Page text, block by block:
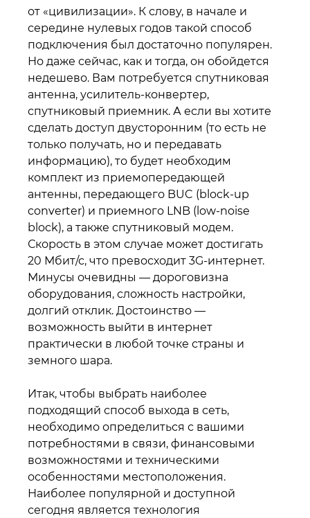
от «цивилизации». К слову, в начале и
середине нулевых годов такой способ
подключения был достаточно популярен.
Но даже сейчас, как и тогда, он обойдется
недешево. Вам потребуется спутниковая
антенна, усилитель-конвертер,
спутниковый приемник. А если вы хотите
сделать доступ двусторонним (то есть не
только получать, но и передавать
информацию), то будет необходим
комплект из приемопередающей
антенны, передающего BUC (block-up
converter) и приемного LNB (low-noise
block), а также спутниковый модем.
Скорость в этом случае может достигать
20 Мбит/с, что превосходит 3G-интернет.
Минусы очевидны — дороговизна
оборудования, сложность настройки,
долгий отклик. Достоинство —
возможность выйти в интернет
практически в любой точке страны и
земного шара.
Итак, чтобы выбрать наиболее
подходящий способ выхода в сеть,
необходимо определиться с вашими
потребностями в связи, финансовыми
возможностями и техническими
особенностями местоположения.
Наиболее популярной и доступной
сегодня является технология